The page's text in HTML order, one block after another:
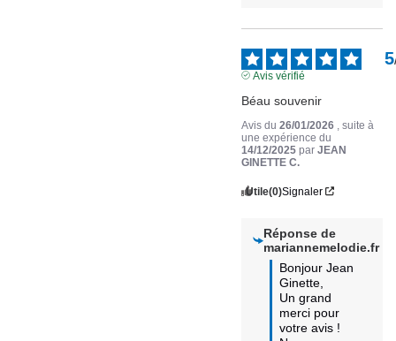
5
Avis vérifié
Béau souvenir
Avis du26/01/2026
, suite à
une expérience du
14/12/2025 parJEAN
GINETTE C.
Utile(0)Signaler
Réponse de
mariannemelodie.fr
Bonjour Jean
Ginette,
Un grand
merci pour
votre avis !